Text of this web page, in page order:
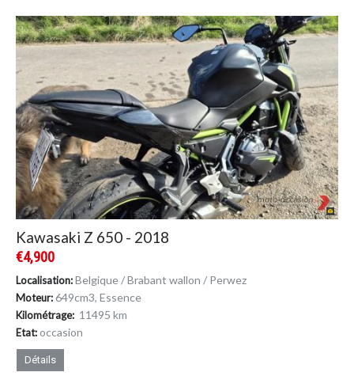
Kawasaki Z 650 - 2018
€4,900
Localisation:Belgique / Brabant wallon / Perwez
Moteur:649cm3, Essence
Kilométrage: 11495 km
Etat:occasion
Détails